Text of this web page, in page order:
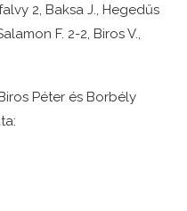
2, Baksa J., Hegedűs
F. 2-2, Biros V.,
Péter és Borbély